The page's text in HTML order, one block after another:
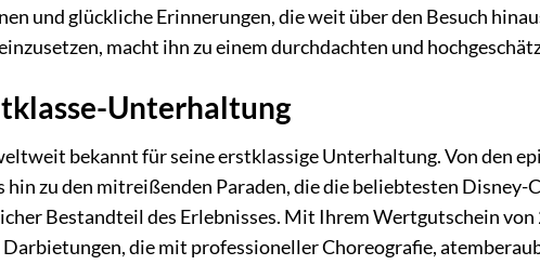
und glückliche Erinnerungen, die weit über den Besuch
macht ihn zu einem durchdachten und
Unterhaltung
bekannt für seine erstklassige Unterhaltung. Von den
hin zu den mitreißenden Paraden, die die beliebtesten Disney-
Bestandteil des Erlebnisses. Mit Ihrem Wertgutschein
die mit professioneller Choreografie,